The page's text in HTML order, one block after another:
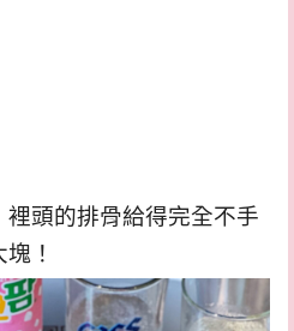
頭的排骨給得完全不手
！